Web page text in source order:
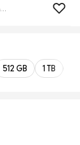
512 GB 1 TB